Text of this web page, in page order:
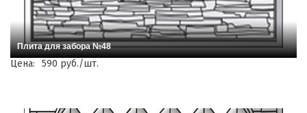
Плита для забора №48
Цена: 590 руб./шт.